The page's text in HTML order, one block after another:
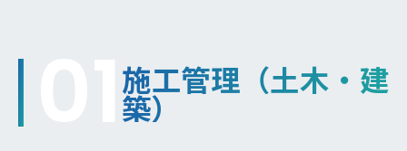
施工管理（土木・建
築）